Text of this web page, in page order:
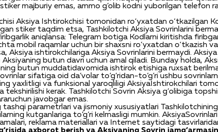
majburiy emas, ammo g’olib kodni yuborilgan telefon
Aksiya Ishtirokchisi tomonidan ro‘yxatdan o‘tkazilgan
stiker taqdim etsa, Tashkilotchi Aksiya Sovrinlarini
aniqlansa: Telegram botiga Kodlarni kiritishda
mobil raqamlar uchun bir shaxsni ro‘yxatdan o‘tkazish
Aksiya ishtirokchilariga Aksiya Sovrinlarini bermaydi.
butun davri uchun amal qiladi. Bunday holda,
butun muddatidavomida ishtirok etishiga ruxsat
sifatiga oid da’volar to’g’ridan-to’g’ri ushbu
yaxlitligi va funksional yaroqliligi AksiyaIshtirokchilari
tekshirilishi kerak. Tashkilotchi Sovrin Aksiya g‘olibiga
uchun javobgar emas.
tashqi parametrlari va jismoniy xususiyatlari Tashkilotchining
kutganlariga to’g’ri kelmasligi mumkin. AksiyaSovrin lari
, reklama materiallari vaInternet saytidagi